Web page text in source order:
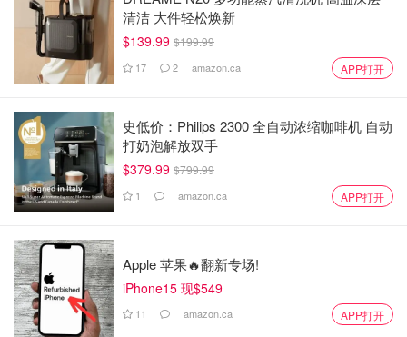
清洁 大件轻松焕新
$139.99 $199.99
17 2 amazon.ca APP打开
史低价：Philips 2300 全自动浓缩咖啡机 自动
打奶泡解放双手
$379.99 $799.99
1 amazon.ca APP打开
Apple 苹果🔥翻新专场!
iPhone15 现$549
11 amazon.ca APP打开